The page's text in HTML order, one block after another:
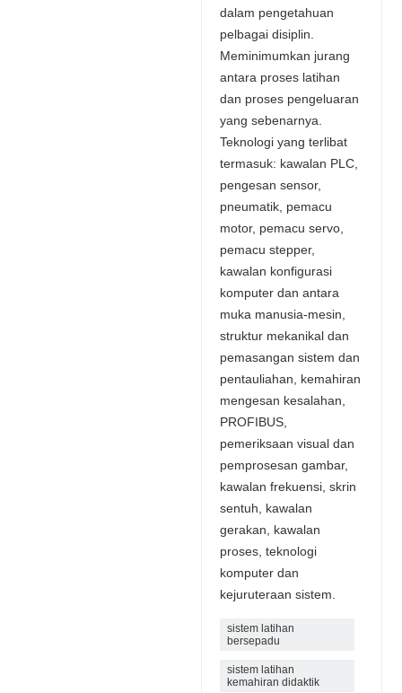
dalam pengetahuan
pelbagai disiplin.
Meminimumkan jurang
antara proses latihan
dan proses pengeluaran
yang sebenarnya.
Teknologi yang terlibat
termasuk: kawalan PLC,
pengesan sensor,
pneumatik, pemacu
motor, pemacu servo,
pemacu stepper,
kawalan konfigurasi
komputer dan antara
muka manusia-mesin,
struktur mekanikal dan
pemasangan sistem dan
pentauliahan, kemahiran
mengesan kesalahan,
PROFIBUS,
pemeriksaan visual dan
pemprosesan gambar,
kawalan frekuensi, skrin
sentuh, kawalan
gerakan, kawalan
proses, teknologi
komputer dan
kejuruteraan sistem.
sistem latihan
bersepadu
sistem latihan
kemahiran didaktik